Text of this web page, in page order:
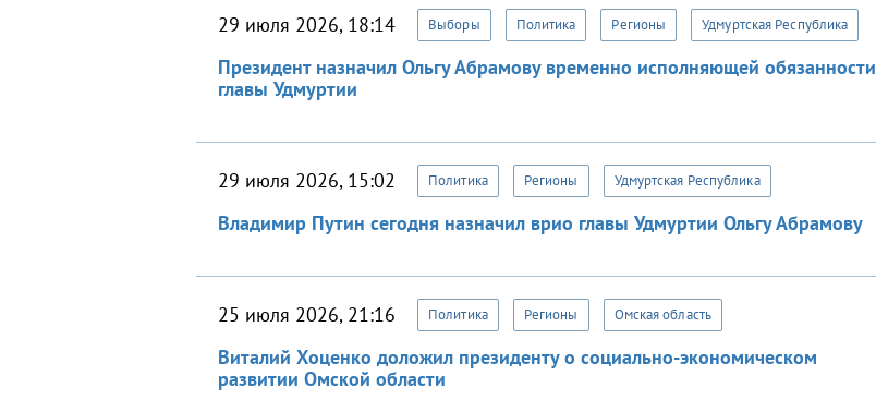
29 июля 2026, 18:14 Выборы Политика Регионы Удмуртская Республика
Президент назначил Ольгу Абрамову временно исполняющей обязанности
главы Удмуртии
29 июля 2026, 15:02 Политика Регионы Удмуртская Республика
Владимир Путин сегодня назначил врио главы Удмуртии Ольгу Абрамову
25 июля 2026, 21:16 Политика Регионы Омская область
Виталий Хоценко доложил президенту о социально-экономическом
развитии Омской области